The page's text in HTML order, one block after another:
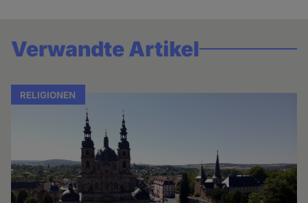
Verwandte Artikel
RELIGIONEN